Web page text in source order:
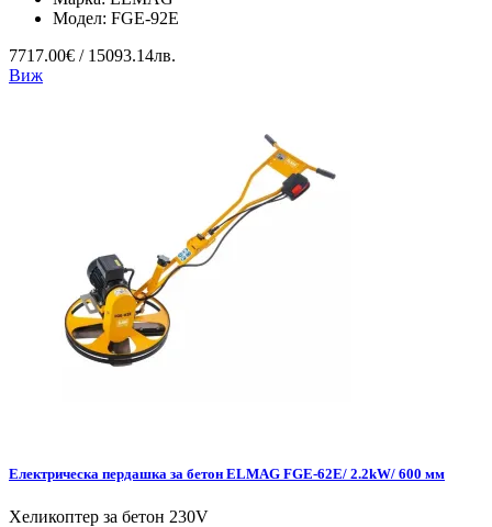
Модел: FGE-92E
7717.00€ / 15093.14лв.
Виж
Електрическа пердашка за бетон ELMAG FGE-62E/ 2.2kW/ 600 мм
Хеликоптер за бетон 230V